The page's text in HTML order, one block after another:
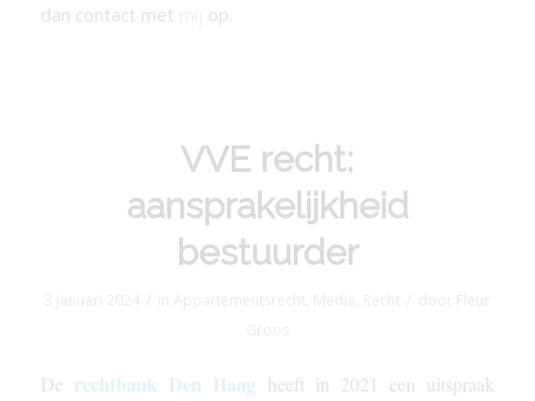
dan contact met mij op.
VVE recht:
aansprakelijkheid
bestuurder
De rechtbank Den Haag heeft in 2021 een uitspraak